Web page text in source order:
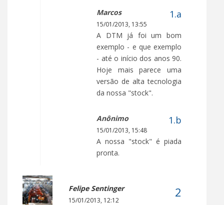
Marcos
15/01/2013, 13:55
A DTM já foi um bom
exemplo - e que exemplo
- até o início dos anos 90.
Hoje mais parece uma
versão de alta tecnologia
da nossa "stock".
Anônimo
15/01/2013, 15:48
A nossa "stock" é piada
pronta.
Felipe Sentinger
15/01/2013, 12:12